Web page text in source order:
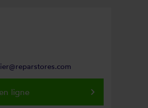
ligne keyboard_arrow_right